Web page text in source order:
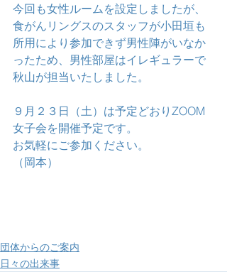
今回も女性ルームを設定しましたが、
食がんリングスのスタッフが小田垣も
所用により参加できず男性陣がいなか
ったため、男性部屋はイレギュラーで
秋山が担当いたしました。
９月２３日（土）は予定どおりZOOM
女子会を開催予定です。
お気軽にご参加ください。
（岡本）
団体からのご案内
日々の出来事